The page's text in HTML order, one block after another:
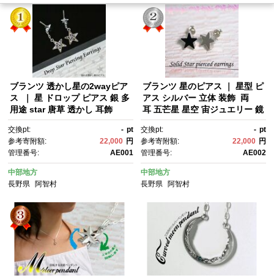
ブランツ 透かし星の2wayピア
ス ｜ 星 ドロップ ピアス 銀 多
用途 star 唐草 透かし 耳飾
ス 950 2way シルバー プレゼ
ントラッピング
交換pt: - pt
参考寄附額:
22,000 円
管理番号:
AE001
中部地方
長野県
阿智村
ブランツ 星のピアス ｜ 星型 ピ
アス シルバー 立体 装飾 両
耳 五芒星 星空 宙ジュエリー 鏡
ー 銀 耳飾り 天体 夜空
交換pt: - pt
参考寄附額:
22,000 円
管理番号:
AE002
中部地方
長野県
阿智村